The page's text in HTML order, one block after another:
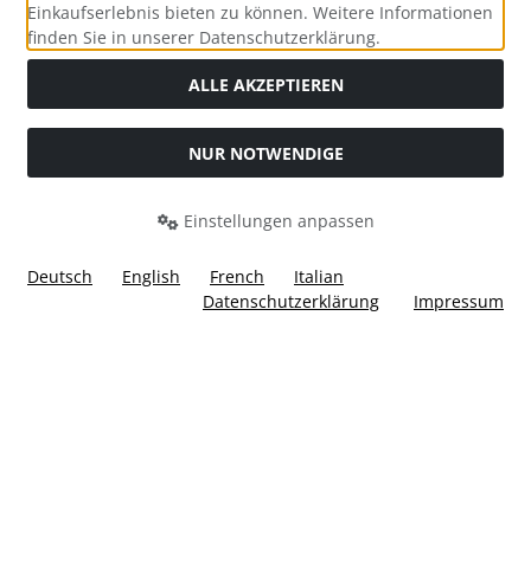
Social Media
Widerrufsformular
Einkaufserlebnis bieten zu können. Weitere Informationen
finden Sie in unserer Datenschutzerklärung.
ALLE AKZEPTIEREN
NUR NOTWENDIGE
Einstellungen anpassen
Deutsch English French
Italian
Datenschutzerklärung
Impressum